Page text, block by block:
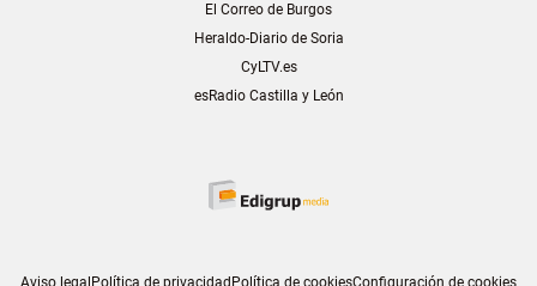
El Correo de Burgos
Heraldo-Diario de Soria
CyLTV.es
esRadio Castilla y León
Aviso legalPolítica de privacidadPolítica de cookiesConfiguración de cookies